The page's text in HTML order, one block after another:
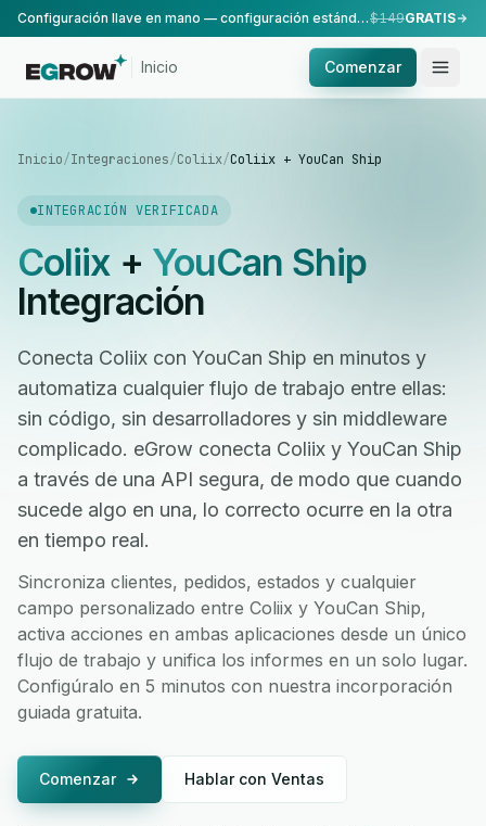
Configuración llave en mano — configuración estándar, realizada por nuestro equipo.$149GRATIS
Inicio Comenzar
Inicio/Integraciones/Coliix/Coliix + YouCan Ship
INTEGRACIÓN VERIFICADA
Coliix+ YouCan Ship
Integración
Conecta Coliix con YouCan Ship en minutos y
automatiza cualquier flujo de trabajo entre ellas:
sin código, sin desarrolladores y sin middleware
complicado. eGrow conecta Coliix y YouCan Ship
a través de una API segura, de modo que cuando
sucede algo en una, lo correcto ocurre en la otra
en tiempo real.
Sincroniza clientes, pedidos, estados y cualquier
campo personalizado entre Coliix y YouCan Ship,
activa acciones en ambas aplicaciones desde un único
flujo de trabajo y unifica los informes en un solo lugar.
Configúralo en 5 minutos con nuestra incorporación
guiada gratuita.
Comenzar Hablar con Ventas